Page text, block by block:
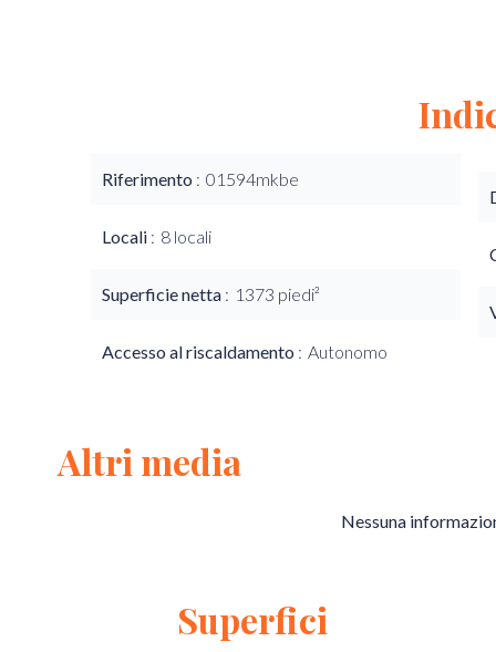
Riferimento 01594mkbe
Locali 8 locali
Superficie netta 1373 piedi²
Accesso al riscaldamento Autonomo
Altri media
Nessuna
Superfici